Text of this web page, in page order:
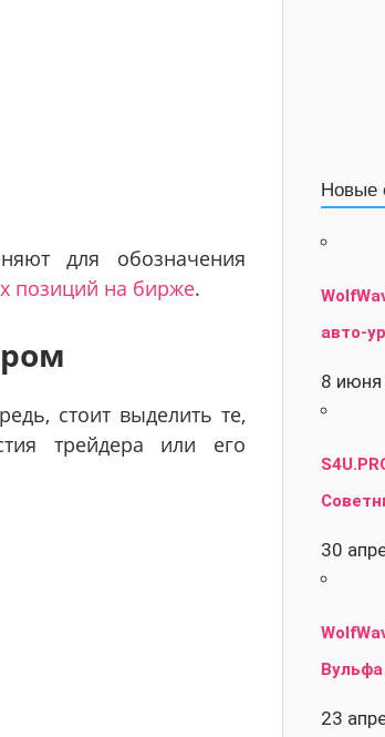
для обозначения
позиций на бирже.
стоит выделить те,
трейдера или его
Новые
авто-
8
30
23